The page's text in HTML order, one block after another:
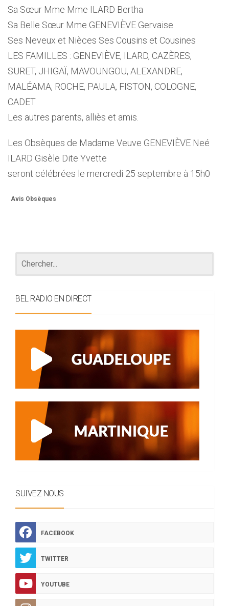
Sa Sœur Mme Mme ILARD Bertha
Sa Belle Sœur Mme GENEVIÈVE Gervaise
Ses Neveux et Nièces Ses Cousins et Cousines
LES FAMILLES : GENEVIÈVE, ILARD, CAZÈRES,
SURET, JHIGAÏ, MAVOUNGOU, ALEXANDRE,
MALÉAMA, ROCHE, PAULA, FISTON, COLOGNE,
CADET
Les autres parents, alliès et amis.
Les Obsèques de Madame Veuve GENEVIÈVE Neé
ILARD Gisèle Dite Yvette
seront célébrées le mercredi 25 septembre à 15h0
Avis Obsèques
BEL RADIO EN DIRECT
SUIVEZ NOUS
FACEBOOK
TWITTER
YOUTUBE